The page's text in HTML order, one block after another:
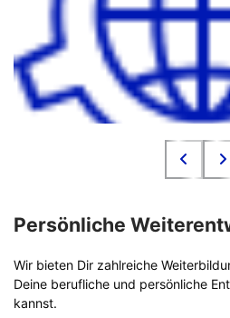
Persönliche
Wir bieten Dir zahlreiche
Deine berufliche und persönliche
kannst.